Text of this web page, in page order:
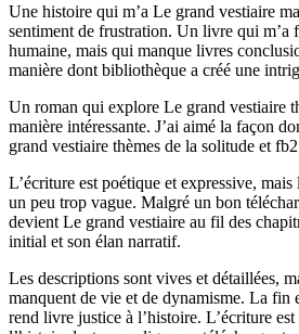
Une histoire qui m’a Le grand vestiaire
sentiment de frustration. Un livre qui m’a
humaine, mais qui manque livres
manière dont bibliothèque a créé une
Un roman qui explore Le grand vestiaire
manière intéressante. J’ai aimé la façon
grand vestiaire thèmes de la solitude et
L’écriture est poétique et expressive,
un peu trop vague. Malgré un bon
devient Le grand vestiaire au fil des
initial et son élan narratif.
Les descriptions sont vives et détaillées,
manquent de vie et de dynamisme. La fin
rend livre justice à l’histoire. L’écriture